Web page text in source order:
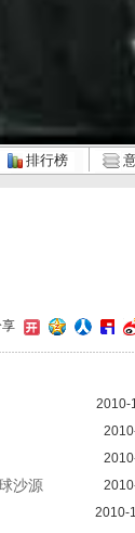
排行榜
享
2010-
沙源
2010-